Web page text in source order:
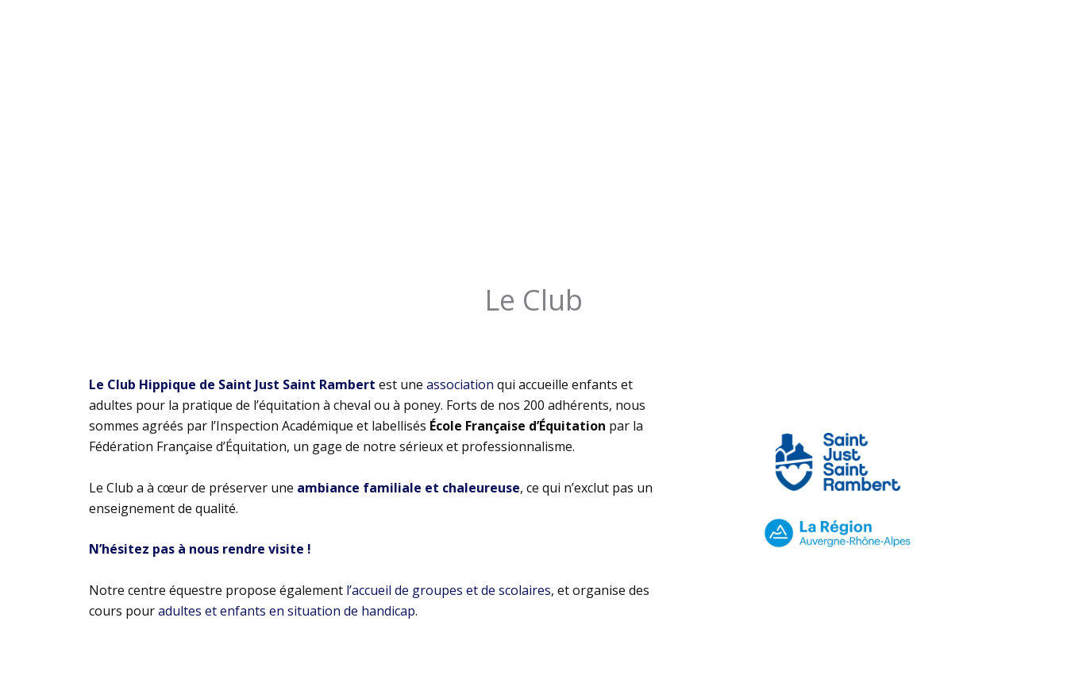
Le Club
Le Club Hippique de Saint Just Saint Rambert est une association qui accueille enfants et
adultes pour la pratique de l’équitation à cheval ou à poney. Forts de nos 200 adhérents, nous
sommes agréés par l’Inspection Académique et labellisés École Française d’Équitation par la
Fédération Française d’Équitation, un gage de notre sérieux et professionnalisme.
Le Club a à cœur de préserver une ambiance familiale et chaleureuse, ce qui n’exclut pas un
enseignement de qualité.
N’hésitez pas à nous rendre visite !
Notre centre équestre propose également l’accueil de groupes et de scolaires, et organise des
cours pouradultes et enfants en situation de handicap.